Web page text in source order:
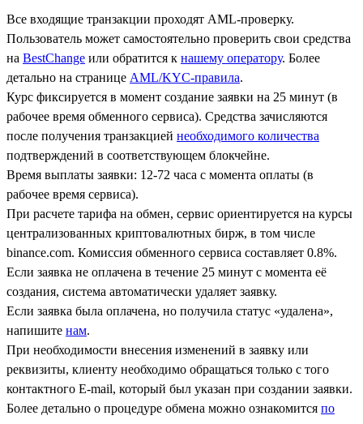
Все входящие транзакции проходят AML-проверку.
Пользователь может самостоятельно проверить свои средства
на BestChange или обратится к нашему оператору. Более
детально на странице AML/KYC-правила.
Курс фиксируется в момент создание заявки на 25 минут (в
рабочее время обменного сервиса). Средства зачисляются
после получения транзакцией необходимого количества
подтверждений в соответствующем блокчейне.
Время выплаты заявки: 12-72 часа с момента оплаты (в
рабочее время сервиса).
При расчете тарифа на обмен, сервис ориентируется на курсы
централизованных криптовалютных бирж, в том числе
binance.com. Комиссия обменного сервиса составляет 0.8%.
Если заявка не оплачена в течение 25 минут с момента её
создания, система автоматически удаляет заявку.
Если заявка была оплачена, но получила статус «удалена»,
напишите нам.
При необходимости внесения изменений в заявку или
реквизиты, клиенту необходимо обращаться только с того
контактного Е-mail, который был указан при создании заявки.
Более детально о процедуре обмена можно ознакомится по